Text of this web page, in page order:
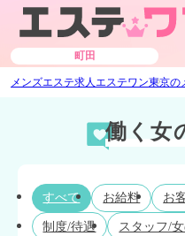
町田
メンズエステ求人エステワン東京の
働く女
すべて お給料 お
制度/待遇 スタッフ/